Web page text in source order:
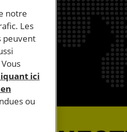
notre
Les
peuvent
ici
ou